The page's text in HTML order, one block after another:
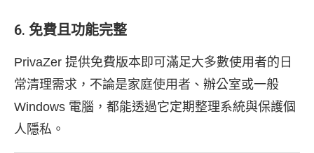
6. 免費且功能完整
PrivaZer 提供免費版本即可滿足大多數使用者的日
常清理需求，不論是家庭使用者、辦公室或一般
Windows 電腦，都能透過它定期整理系統與保護個
人隱私。